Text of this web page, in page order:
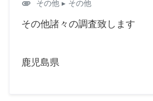
attachment その他 ▸ その他
その他諸々の調査致します
鹿児島県